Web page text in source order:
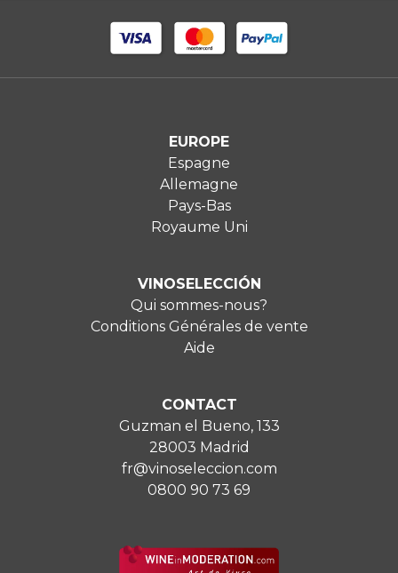
EUROPE
Espagne
Allemagne
Pays-Bas
Royaume Uni
VINOSELECCIÓN
Qui sommes-nous?
Conditions Générales de vente
Aide
CONTACT
Guzman el Bueno, 133
28003 Madrid
fr@vinoseleccion.com
0800 90 73 69